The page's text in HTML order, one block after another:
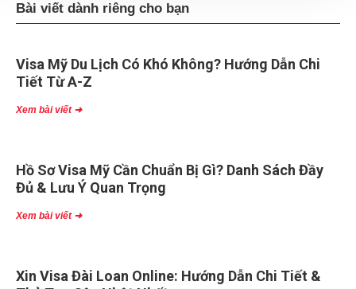
Bài viết dành riêng cho bạn
Visa Mỹ Du Lịch Có Khó Không? Hướng Dẫn Chi
Tiết Từ A-Z
Xem bài viết ➜
Hồ Sơ Visa Mỹ Cần Chuẩn Bị Gì? Danh Sách Đầy
Đủ & Lưu Ý Quan Trọng
Xem bài viết ➜
Xin Visa Đài Loan Online: Hướng Dẫn Chi Tiết &